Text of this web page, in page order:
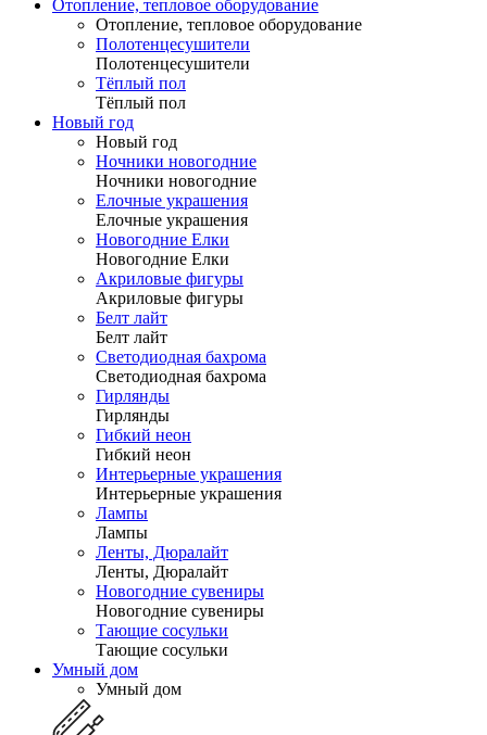
Отопление, тепловое оборудование
Отопление, тепловое оборудование
Полотенцесушители
Полотенцесушители
Тёплый пол
Тёплый пол
Новый год
Новый год
Ночники новогодние
Ночники новогодние
Елочные украшения
Елочные украшения
Новогодние Елки
Новогодние Елки
Акриловые фигуры
Акриловые фигуры
Белт лайт
Белт лайт
Светодиодная бахрома
Светодиодная бахрома
Гирлянды
Гирлянды
Гибкий неон
Гибкий неон
Интерьерные украшения
Интерьерные украшения
Лампы
Лампы
Ленты, Дюралайт
Ленты, Дюралайт
Новогодние сувениры
Новогодние сувениры
Тающие сосульки
Тающие сосульки
Умный дом
Умный дом